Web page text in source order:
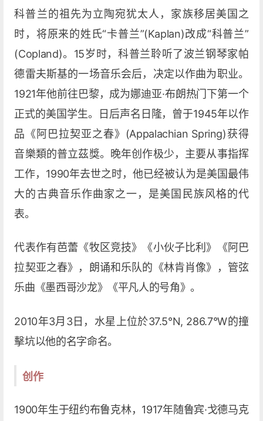
科普兰的祖先为立陶宛犹太人，家族移居美国之
时，将原来的姓氏“卡普兰”(Kaplan)改成“科普兰”
(Copland)。15岁时，科普兰聆听了波兰钢琴家帕
德雷夫斯基的一场音乐会后，决定以作曲为职业。
1921年他前往巴黎，成为娜迪亚·布朗热门下第一个
正式的美国学生。日后声名日隆，曾于1945年以作
品《阿巴拉契亚之春》(Appalachian Spring)获得
音樂類的普立茲獎。晚年创作极少，主要从事指挥
工作，1990年去世之时，他已经被认为是美国最伟
大的古典音乐作曲家之一，是美国民族风格的代
表。
代表作有芭蕾《牧区竞技》《小伙子比利》《阿巴
拉契亚之春》，朗诵和乐队的《林肯肖像》，管弦
乐曲《墨西哥沙龙》《平凡人的号角》。
2010年3月3日，水星上位於37.5°N, 286.7°W的撞
擊坑以他的名字命名。
创作
1900年生于纽约布鲁克林，1917年随鲁宾·戈德马克